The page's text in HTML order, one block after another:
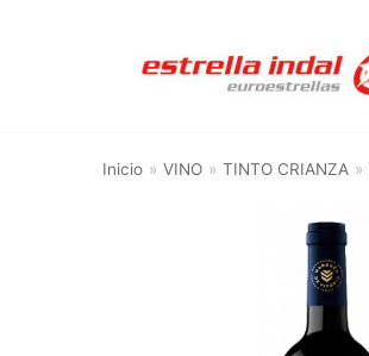
Inicio » VINO » TINTO CRIANZA »